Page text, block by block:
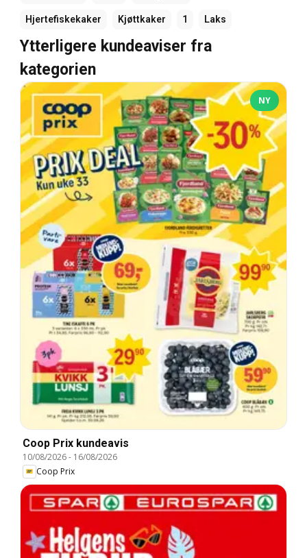
Hjertefiskekaker Kjøttkaker 1 Laks
Ytterligere kundeaviser fra
kategorien
NY
Coop Prix kundeavis
10/08/2026- 16/08/2026
Coop Prix